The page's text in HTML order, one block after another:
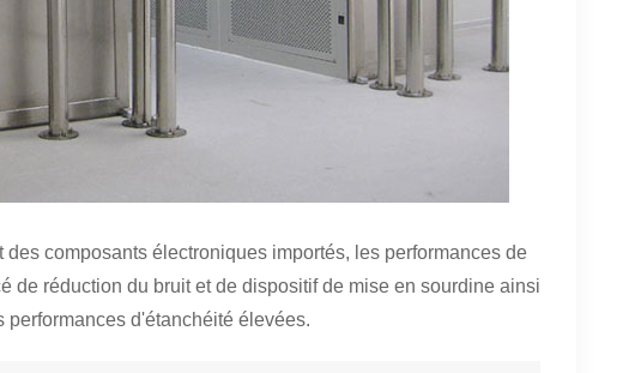
des composants électroniques importés, les performances de
de réduction du bruit et de dispositif de mise en sourdine ainsi
d'étanchéité élevées.